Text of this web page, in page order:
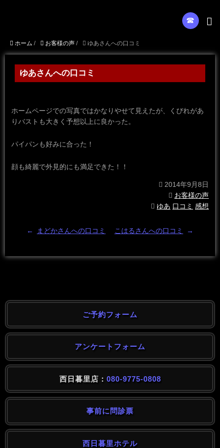
☎︎
ホーム / お客様の声 / ゆあさんへの口コミ
ゆあさんへの口コミ
ホームページでの写真ではかなりやせて見えたが、くびれがあ
りバストも大きく予想以上に良かった。
パイパンも好みに合った！
顔も綺麗で外見的にも満足できた！！
2014年9月8日
お客様の声
ゆあ 口コミ 感想
← まどかさんへの口コミ こはるさんへの口コミ →
ご予約フォーム
アンケートフォーム
西日暮里店： 080-9775-0808
事前に問診票
西日暮里ホテル